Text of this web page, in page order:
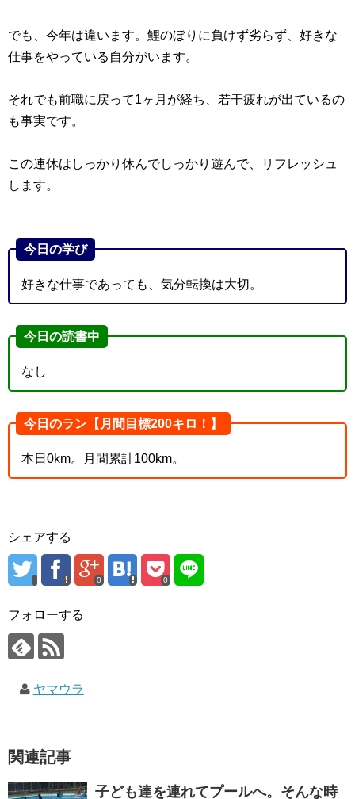
でも、今年は違います。鯉のぼりに負けず劣らず、好きな
仕事をやっている自分がいます。
それでも前職に戻って1ヶ月が経ち、若干疲れが出ているの
も事実です。
この連休はしっかり休んでしっかり遊んで、リフレッシュ
します。
今日の学び
好きな仕事であっても、気分転換は大切。
今日の読書中
なし
今日のラン【月間目標200キロ！】
本日0km。月間累計100km。
シェアする
0 0
フォローする
ヤマウラ
関連記事
子ども達を連れてプールへ。そんな時